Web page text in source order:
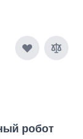
робот